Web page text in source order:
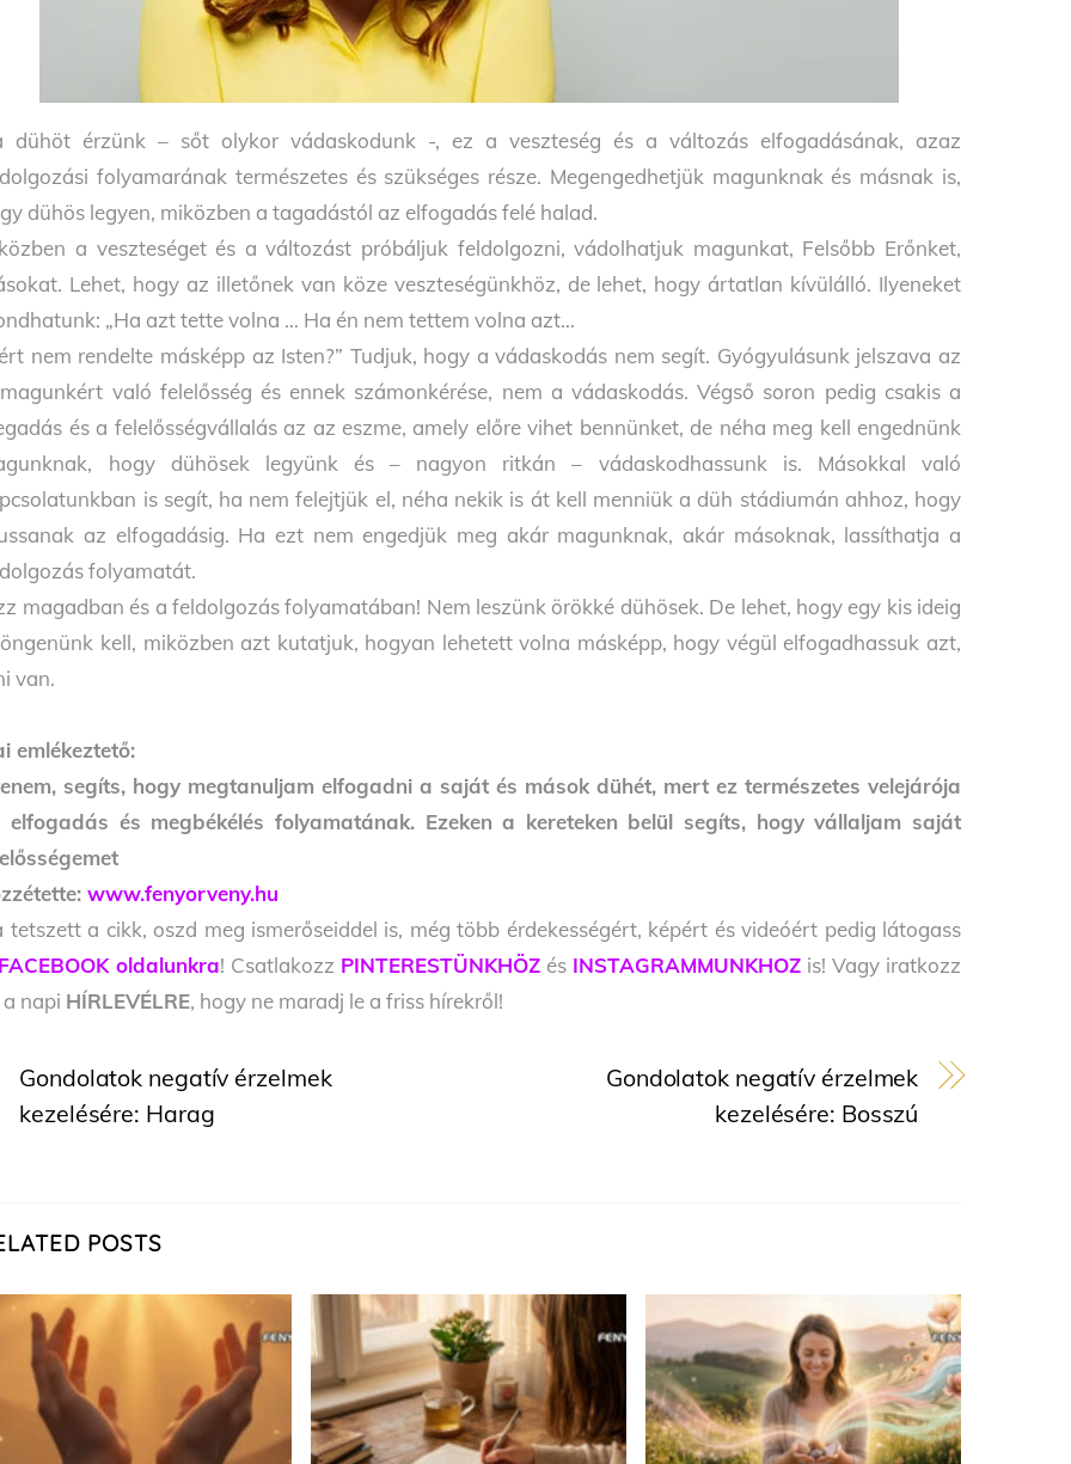
dühöt érzünk – sőt olykor vádaskodunk -, ez a veszteség és a változás elfogadásának, azaz
folyamarának természetes és szükséges része. Megengedhetjük magunknak és másnak is,
dühös legyen, miközben a tagadástól az elfogadás felé halad.
a veszteséget és a változást próbáljuk feldolgozni, vádolhatjuk magunkat, Felsőbb Erőnket,
Lehet, hogy az illetőnek van köze veszteségünkhöz, de lehet, hogy ártatlan kívülálló. Ilyeneket
„Ha azt tette volna … Ha én nem tettem volna azt…
nem rendelte másképp az Isten?” Tudjuk, hogy a vádaskodás nem segít. Gyógyulásunk jelszava az
való felelősség és ennek számonkérése, nem a vádaskodás. Végső soron pedig csakis a
és a felelősségvállalás az az eszme, amely előre vihet bennünket, de néha meg kell engednünk
hogy dühösek legyünk és – nagyon ritkán – vádaskodhassunk is. Másokkal való
is segít, ha nem felejtjük el, néha nekik is át kell menniük a düh stádiumán ahhoz, hogy
az elfogadásig. Ha ezt nem engedjük meg akár magunknak, akár másoknak, lassíthatja a
folyamatát.
magadban és a feldolgozás folyamatában! Nem leszünk örökké dühösek. De lehet, hogy egy kis ideig
kell, miközben azt kutatjuk, hogyan lehetett volna másképp, hogy végül elfogadhassuk azt,
van.
emlékeztető:
segíts, hogy megtanuljam elfogadni a saját és mások dühét, mert ez természetes velejárója
elfogadás és megbékélés folyamatának. Ezeken a kereteken belül segíts, hogy vállaljam saját
www.fenyorveny.hu
tetszett a cikk, oszd meg ismerőseiddel is, még több érdekességért, képért és videóért pedig látogass
oldalunkra! Csatlakozz PINTERESTÜNKHÖZ és INSTAGRAMMUNKHOZ is! Vagy iratkozz
napi HÍRLEVÉLRE, hogy ne maradj le a friss hírekről!
Gondolatok negatív érzelmek
kezelésére: Harag
Gondolatok negatív érzelmek
kezelésére: Bosszú
POSTS